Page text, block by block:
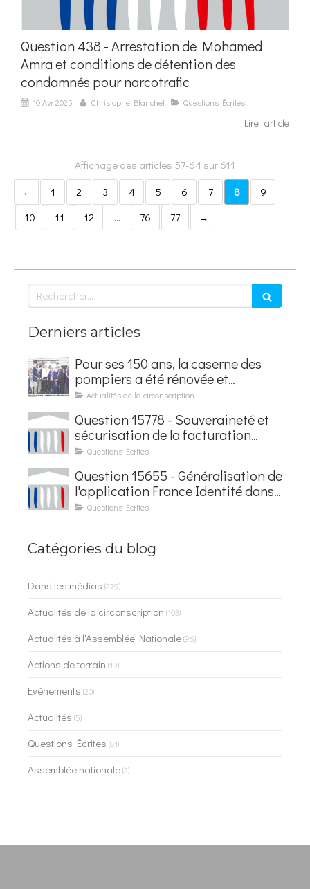
Question 438 - Arrestation de Mohamed
Amra et conditions de détention des
condamnés pour narcotrafic
10 Avr 2025 Christophe Blanchet Questions Écrites
Lire l'article
Affichage des articles 57-64 sur 611
1
2 3 4 5 6 7 8
9
10
11 12 … 76 77
Rechercher
Derniers articles
Pour ses 150 ans, la caserne des
pompiers a été rénovée et
baptisée au nom d'Hubert
Actualités de la circonscription
Question 15778 - Souveraineté et
sécurisation de la facturation
électronique
Questions Écrites
Question 15655 - Généralisation de
l'application France Identité dans
les contrôles du quotidien
Questions Écrites
Catégories du blog
Dans les médias (279)
Actualités de la circonscription (103)
Actualités à l'Assemblée Nationale(96)
Actions de terrain (19)
Evénements (20)
Actualités (5)
Questions Écrites (81)
Assemblée nationale(2)